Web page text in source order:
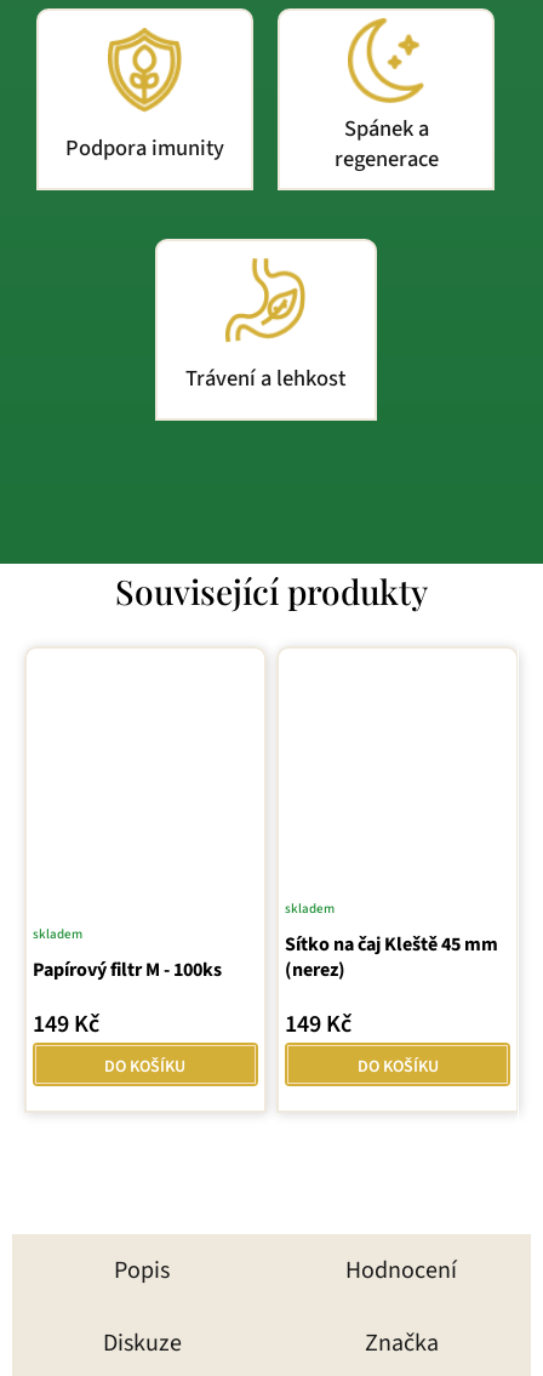
Podpora imunity
Spánek a
regenerace
Trávení a lehkost
Související produkty
Papírový filtr M - 100ks
Průměrné
hodnocení
je
z
5
skladem
149 Kč
DO KOŠÍKU
Sítko na čaj Kleště 45 mm
(nerez)
skladem
149 Kč
DO KOŠÍKU
Popis Hodnocení
Diskuze Značka